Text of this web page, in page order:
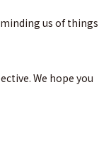
us of things
We hope you